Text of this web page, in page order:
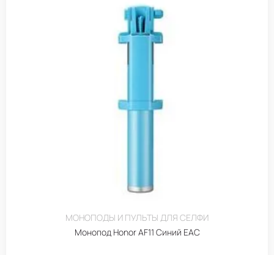
МОНОПОДЫ И ПУЛЬТЫ ДЛЯ СЕЛФИ
Монопод Honor AF11 Синий EAC